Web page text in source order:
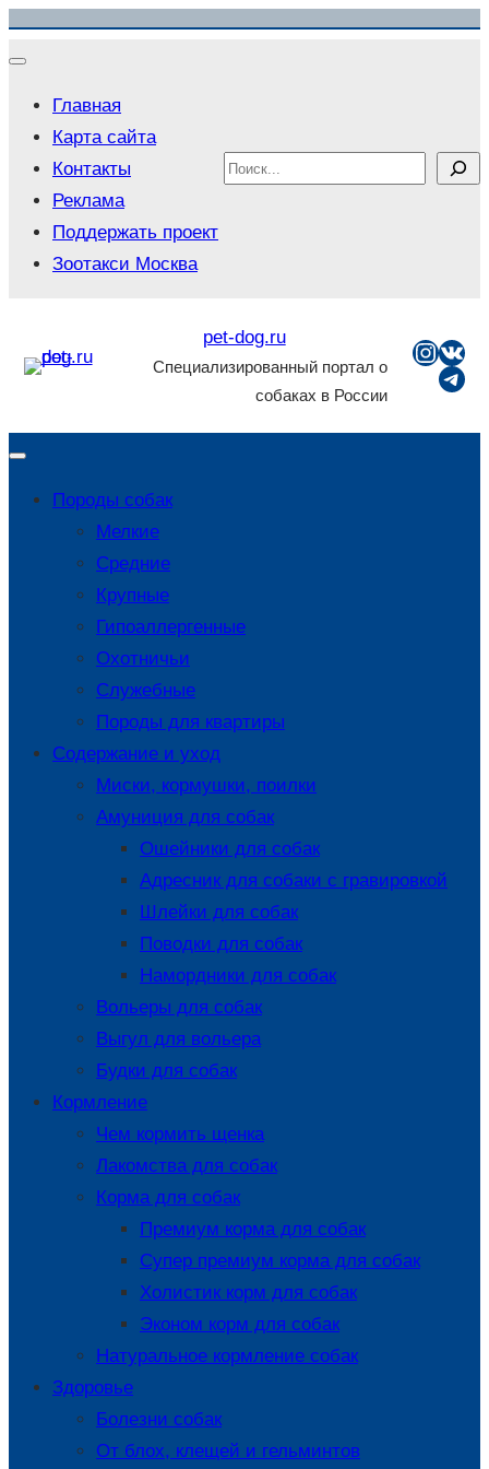
Перейти
к
Главная
Карта сайта
Контакты
Реклама
Поддержать проект
Зоотакси Москва
Search
pet-dog.ru
Специализированный портал о
собаках в России
Породы собак
Мелкие
Средние
Крупные
Гипоаллергенные
Охотничьи
Служебные
Породы для квартиры
Содержание и уход
Миски, кормушки, поилки
Амуниция для собак
Ошейники для собак
Адресник для собаки с гравировкой
Шлейки для собак
Поводки для собак
Намордники для собак
Вольеры для собак
Выгул для вольера
Будки для собак
Кормление
Чем кормить щенка
Лакомства для собак
Корма для собак
Премиум корма для собак
Супер премиум корма для собак
Холистик корм для собак
Эконом корм для собак
Натуральное кормление собак
Здоровье
Болезни собак
От блох, клещей и гельминтов